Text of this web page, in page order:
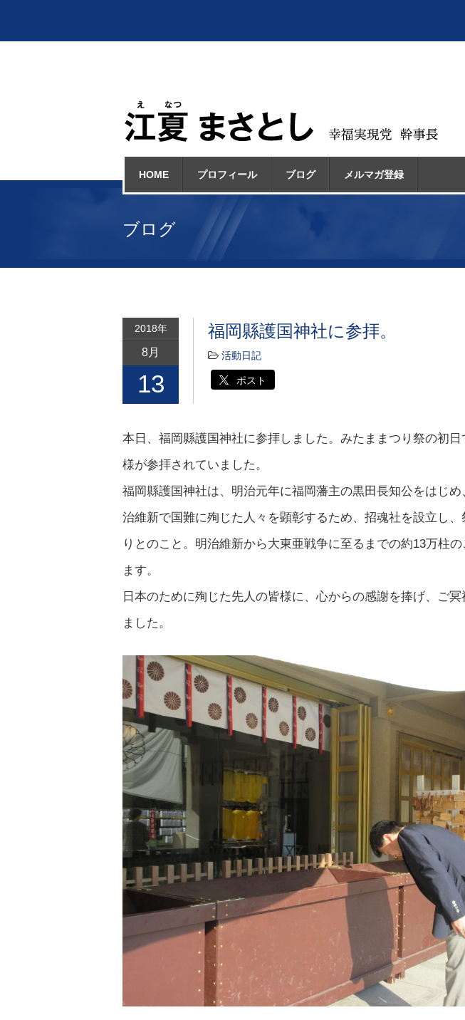
HOME プロフィール ブログ メルマガ登録
ブログ
2018年
8月
13
福岡縣護国神社に参拝。
活動日記
ポスト
本日、福岡縣護国神社に参拝しました。みたままつり祭の初
様が参拝されていました。
福岡縣護国神社は、明治元年に福岡藩主の黒田長知公をはじ
治維新で国難に殉じた人々を顕彰するため、招魂社を設立し、
りとのこと。明治維新から大東亜戦争に至るまでの約13万柱
ます。
日本のために殉じた先人の皆様に、心からの感謝を捧げ、ご
ました。